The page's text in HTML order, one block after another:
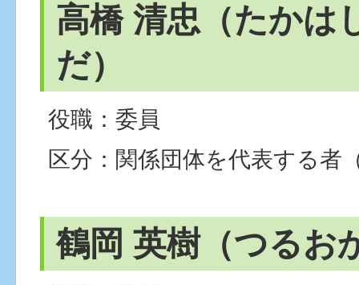
高橋 清忠（たかは
だ）
役職：委員
区分：関係団体を代表する者
鶴岡 英樹（つるお